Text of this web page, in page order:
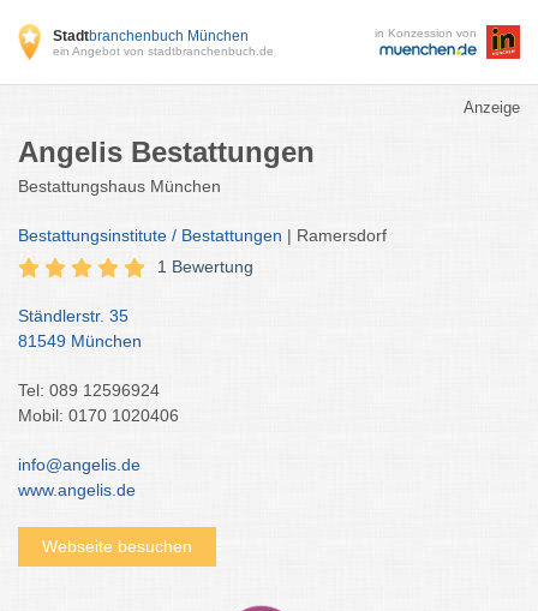
Stadtbranchenbuch München
ein Angebot von stadtbranchenbuch.de
in Konzession von
Anzeige
Angelis Bestattungen
Bestattungshaus München
Bestattungsinstitute / Bestattungen | Ramersdorf
1 Bewertung
Ständlerstr. 35
81549 München
Tel: 089 12596924
Mobil: 0170 1020406
info@angelis.de
www.angelis.de
Webseite besuchen